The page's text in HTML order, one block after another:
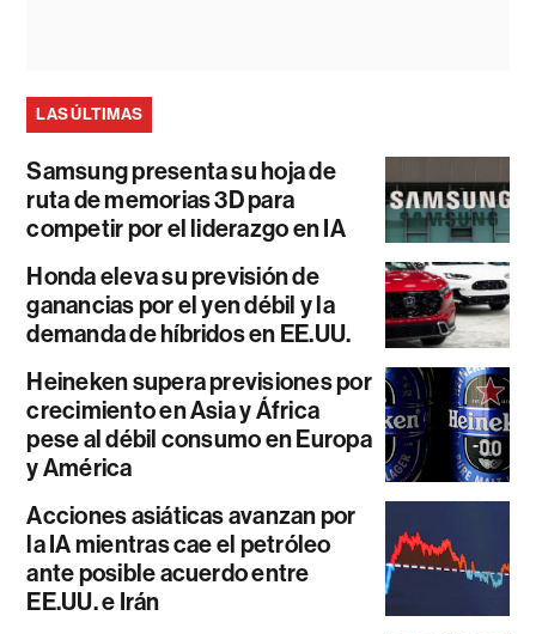
LAS ÚLTIMAS
Samsung presenta su hoja de
ruta de memorias 3D para
competir por el liderazgo en IA
Honda eleva su previsión de
ganancias por el yen débil y la
demanda de híbridos en EE.UU.
Heineken supera previsiones por
crecimiento en Asia y África
pese al débil consumo en Europa
y América
Acciones asiáticas avanzan por
la IA mientras cae el petróleo
ante posible acuerdo entre
EE.UU. e Irán